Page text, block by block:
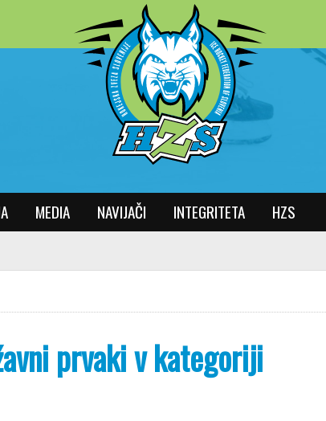
MEDIA NAVIJAČI INTEGRITETA HZS
prvaki v kategoriji